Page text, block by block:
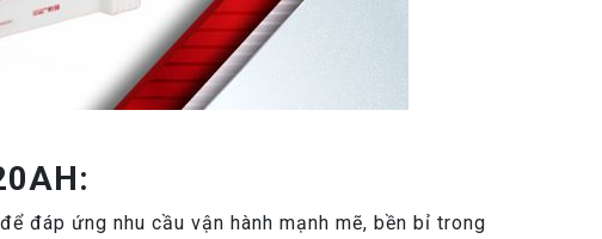
đáp ứng nhu cầu vận hành mạnh mẽ, bền bỉ trong